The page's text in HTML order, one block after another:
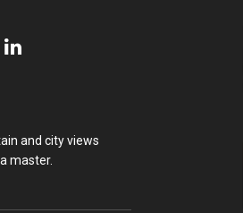
and city views
master.